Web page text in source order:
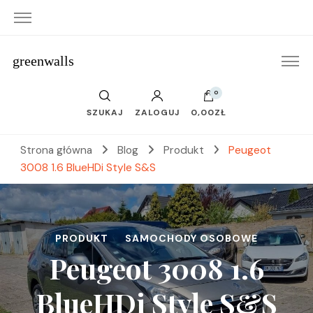
greenwalls
SZUKAJ ZALOGUJ
0
0,00ZŁ
Strona główna Blog Produkt
Peugeot
3008 1.6 BlueHDi Style S&S
PRODUKT SAMOCHODY OSOBOWE
Peugeot 3008 1.6
BlueHDi Style S&S